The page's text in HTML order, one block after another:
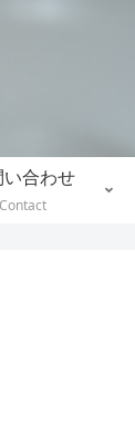
い合わせ
Contact